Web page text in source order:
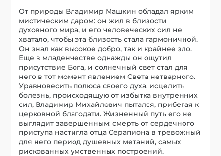
От природы Владимир Машкин обладал ярким
мистическим даром: он жил в близости
духовного мира, и его человеческих сил не
хватало, чтобы эта близость стала гармоничной.
Он знал как высокое добро, так и крайнее зло.
Еще в младенчестве однажды он ощутил
присутствие Бога, и солнечный свет стал для
него в тот момент явлением Света нетварного.
Уравновесить полюса своего духа, исцелить
болезнь, происходящую от избытка внутренних
сил, Владимир Михайлович пытался, прибегая к
церковной благодати. Жизненный путь его не
выглядит завершенным: смерть от сердечного
приступа настигла отца Серапиона в тревожный
для него период душевных метаний, самых
рискованных умственных построений.